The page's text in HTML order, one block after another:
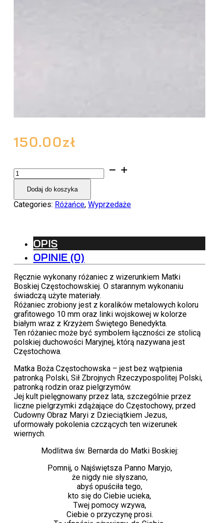
150.00zł
ilość
Różaniec
Matka
Dodaj do koszyka
Categories: Różańce, Wyprzedaże
OPIS
OPINIE (0)
Ręcznie wykonany różaniec z wizerunkiem Matki
Boskiej Częstochowskiej. O starannym wykonaniu
świadczą użyte materiały.
Różaniec zrobiony jest z koralików metalowych koloru
grafitowego 10 mm oraz linki wojskowej w kolorze
białym wraz z Krzyżem Świętego Benedykta.
Ten różaniec może być symbolem łączności ze stolicą
polskiej duchowości Maryjnej, którą nazywana jest
Częstochowa.
Matka Boża Częstochowska – jest bez wątpienia
patronką Polski, Sił Zbrojnych Rzeczypospolitej Polski,
patronką rodzin oraz pielgrzymów.
Jej kult pielęgnowany przez lata, szczególnie przez
liczne pielgrzymki zdążające do Częstochowy, przed
Cudowny Obraz Maryi z Dzieciątkiem Jezus,
uformowały pokolenia czczących ten wizerunek
wiernych.
Modlitwa św. Bernarda do Matki Boskiej:
Pomnij, o Najświętsza Panno Maryjo,
że nigdy nie słyszano,
abyś opuściła tego,
kto się do Ciebie ucieka,
Twej pomocy wzywa,
Ciebie o przyczynę prosi.